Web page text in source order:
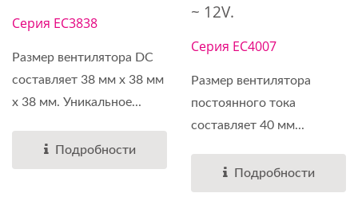
Серия EC3838
Размер вентилятора DC
составляет 38 мм x 38 мм
x 38 мм. Уникальное...
Подробности
~ 12V.
Серия EC4007
Размер вентилятора
постоянного тока
составляет 40 мм...
Подробности